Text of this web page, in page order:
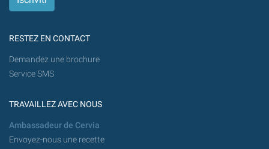
RESTEZ EN CONTACT
Demandez une brochure
Service SMS
TRAVAILLEZ AVEC NOUS
Ambassadeur de Cervia
Envoyez-nous une recette